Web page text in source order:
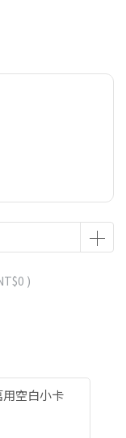
)
用空白小卡